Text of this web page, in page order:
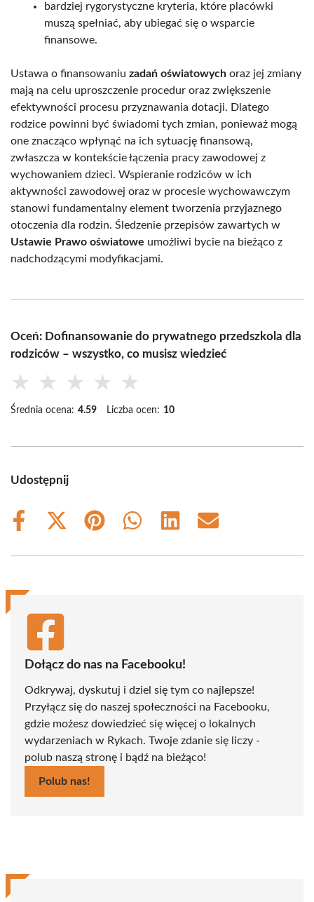
bardziej rygorystyczne kryteria, które placówki
muszą spełniać, aby ubiegać się o wsparcie
finansowe.
Ustawa o finansowaniu zadań oświatowych oraz jej zmiany
mają na celu uproszczenie procedur oraz zwiększenie
efektywności procesu przyznawania dotacji. Dlatego
rodzice powinni być świadomi tych zmian, ponieważ mogą
one znacząco wpłynąć na ich sytuację finansową,
zwłaszcza w kontekście łączenia pracy zawodowej z
wychowaniem dzieci. Wspieranie rodziców w ich
aktywności zawodowej oraz w procesie wychowawczym
stanowi fundamentalny element tworzenia przyjaznego
otoczenia dla rodzin. Śledzenie przepisów zawartych w
Ustawie Prawo oświatowe umożliwi bycie na bieżąco z
nadchodzącymi modyfikacjami.
Oceń: Dofinansowanie do prywatnego przedszkola dla
rodziców – wszystko, co musisz wiedzieć
★ ★ ★ ★ ★
Średnia ocena: 4.59 Liczba ocen: 10
Udostępnij
Share
Share
(Twitter)
Share
Share
Share
Share
Dołącz do nas na Facebooku!
Odkrywaj, dyskutuj i dziel się tym co najlepsze!
Przyłącz się do naszej społeczności na Facebooku,
gdzie możesz dowiedzieć się więcej o lokalnych
wydarzeniach w Rykach. Twoje zdanie się liczy -
polub naszą stronę i bądź na bieżąco!
Polub nas!